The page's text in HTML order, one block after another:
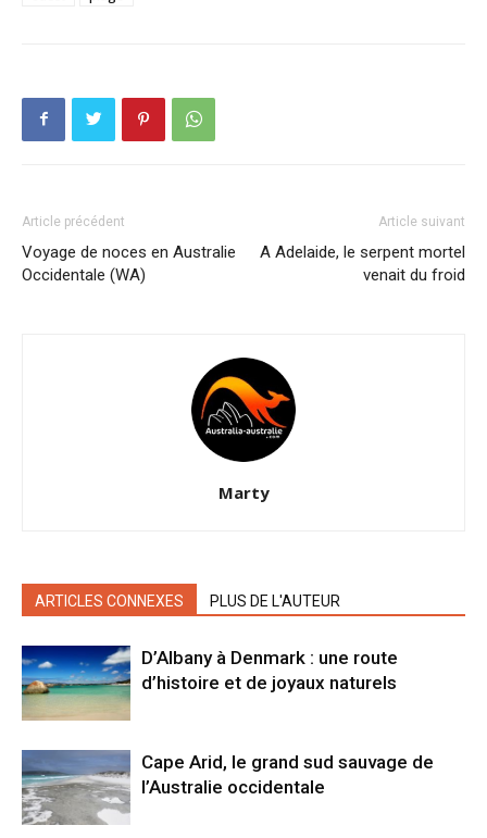
Article précédent
Voyage de noces en Australie
Occidentale (WA)
Article suivant
A Adelaide, le serpent mortel
venait du froid
Marty
ARTICLES CONNEXES PLUS DE L'AUTEUR
D’Albany à Denmark : une route
d’histoire et de joyaux naturels
Cape Arid, le grand sud sauvage de
l’Australie occidentale